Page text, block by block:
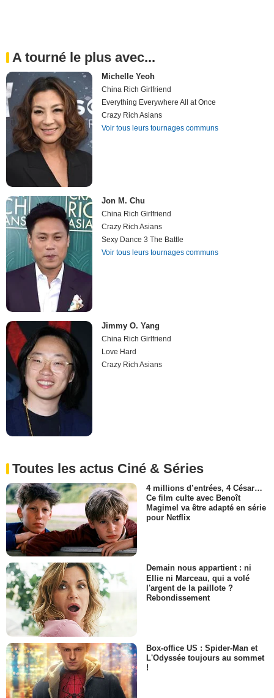
A tourné le plus avec...
Michelle Yeoh
China Rich Girlfriend
Everything Everywhere All at Once
Crazy Rich Asians
Voir tous leurs tournages communs
Jon M. Chu
China Rich Girlfriend
Crazy Rich Asians
Sexy Dance 3 The Battle
Voir tous leurs tournages communs
Jimmy O. Yang
China Rich Girlfriend
Love Hard
Crazy Rich Asians
Toutes les actus Ciné & Séries
4 millions d’entrées, 4 César…
Ce film culte avec Benoît
Magimel va être adapté en série
pour Netflix
Demain nous appartient : ni
Ellie ni Marceau, qui a volé
l'argent de la paillote ?
Rebondissement
Box-office US : Spider-Man et
L'Odyssée toujours au sommet
!